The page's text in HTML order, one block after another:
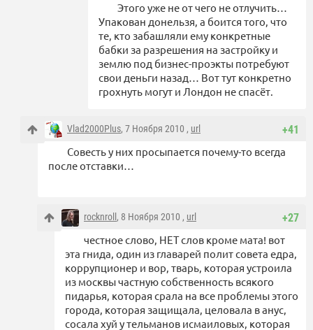
Этого уже не от чего не отлучить…
Упакован донельзя, а боится того, что
те, кто забашляли ему конкретные
бабки за разрешения на застройку и
землю под бизнес-проэкты потребуют
свои деньги назад… Вот тут конкретно
грохнуть могут и Лондон не спасёт.
+41
Vlad2000Plus, 7 Ноября 2010 , url
Совесть у них просыпается почему-то всегда
после отставки…
+27
rocknroll , 8 Ноября 2010 , url
честное слово, НЕТ слов кроме мата! вот
эта гнида, один из главарей полит совета едра,
коррупционер и вор, тварь, которая устроила
из москвы частную собственность всякого
пидарья, которая срала на все проблемы этого
города, которая защищала, целовала в анус,
сосала хуй у тельманов исмаиловых, которая